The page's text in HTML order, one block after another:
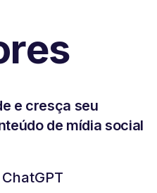
e cresça seu
de mídia social